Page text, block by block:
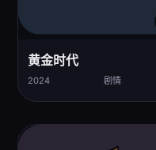
黄金时代
2024 剧情